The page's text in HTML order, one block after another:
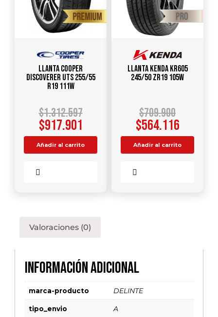
Llanta COOPER
DISCOVERER UTS 255/55
R19 111W
$1.312.597
$917.901
Añadir al carrito
Llanta KENDA KR605
245/50 ZR19 105W
$709.900
$564.116
Añadir al carrito
Valoraciones (0)
Información adicional
marca-producto DELINTE
tipo_envio A